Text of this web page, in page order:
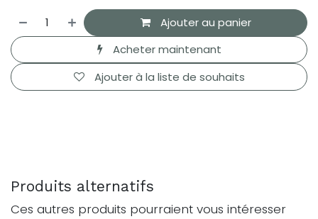
Ajouter au panier
Acheter maintenant
Ajouter à la liste de souhaits
Produits alternatifs
Ces autres produits pourraient vous intéresser